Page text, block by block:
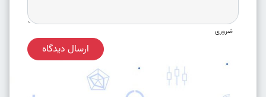
ضروری
ارسال دیدگاه